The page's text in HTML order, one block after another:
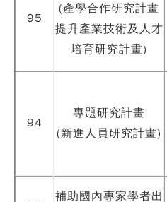
95
(產學合作研究計畫
提升產業技術及人才
培育研究計畫)
94
專題研究計畫
(新進人員研究計畫)
補助國內專家學者出